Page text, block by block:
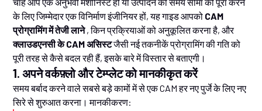
के लिए जिम्मेदार एक विनिर्माण इंजीनियर हों, यह गाइड आपको CAM
प्रोग्रामिंग में तेजी लाने, किन प्रक्रियाओं को अनुकूलित करना है, और
क्लाउडएनसी के CAM असिस्टजैसी नई तकनीकें प्रोग्रामिंग की गति को
पूरी तरह से कैसे बदल रही हैं, इसके बारे में विस्तार से बताएगी।
1. अपने वर्कफ़्लो और टेम्प्लेट को मानकीकृत करें
समय बर्बाद करने वाले सबसे बड़े कामों में से एक CAM हर नए पुर्जे के लिए नए
सिरे से शुरुआत करना। मानकीकरण: